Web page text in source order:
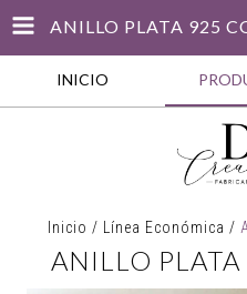
ANILLO PLATA 925
INICIO
Inicio / Línea Económica /
ANILLO